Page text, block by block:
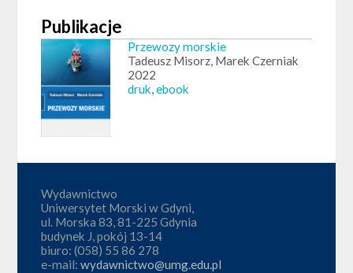
Publikacje
Przewozy morskie
Tadeusz Misorz, Marek Czerniak
2022
druk,ebook
Wydawnictwo
Uniwersytet Morski w Gdyni,
ul. Morska 83, 81-225 Gdynia
budynek J, pokój 13-14
biuro: (058) 55 86 278
e-mail:wydawnictwo@umg.edu.pl